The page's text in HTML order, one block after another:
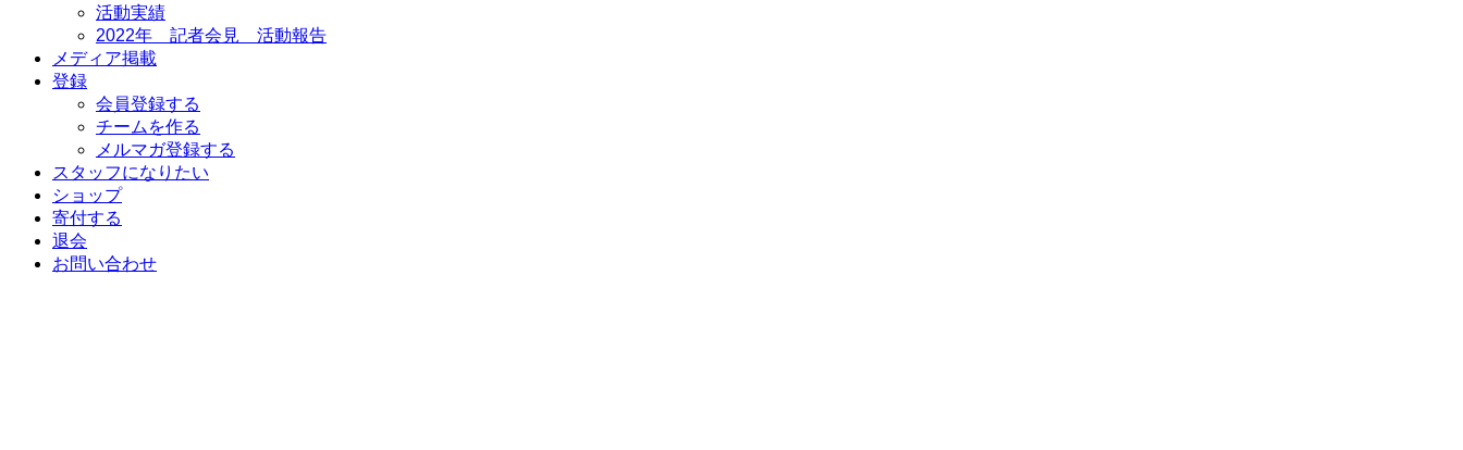
活動実績
2022年 記者会見 活動報告
メディア掲載
登録
会員登録する
チームを作る
メルマガ登録する
スタッフになりたい
ショップ
寄付する
退会
お問い合わせ